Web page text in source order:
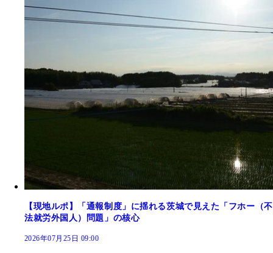
【現地ルポ】「通報制度」に揺れる茨城で見えた「フホー（不
法就労外国人）問題」の核心
2026年07月25日 09:00